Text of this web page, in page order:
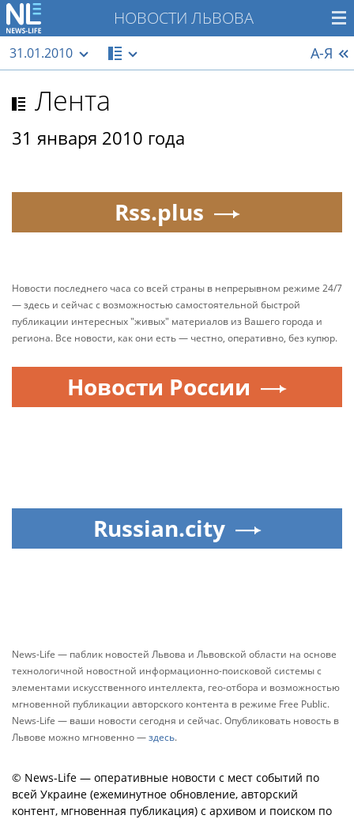
НОВОСТИ ЛЬВОВА
31.01.2010 А-Я
Лента
31 января 2010 года
Rss.plus
Новости последнего часа со всей страны в непрерывном режиме 24/7
— здесь и сейчас с возможностью самостоятельной быстрой
публикации интересных "живых" материалов из Вашего города и
региона. Все новости, как они есть — честно, оперативно, без купюр.
Новости России
Russian.city
News-Life — паблик новостей Львова и Львовской области на основе
технологичной новостной информационно-поисковой системы с
элементами искусственного интеллекта, гео-отбора и возможностью
мгновенной публикации авторского контента в режиме Free Public.
News-Life — ваши новости сегодня и сейчас. Опубликовать новость в
Львове можно мгновенно —здесь.
© News-Life — оперативные новости с мест событий по
всей Украине (ежеминутное обновление, авторский
контент, мгновенная публикация) с архивом и поиском по